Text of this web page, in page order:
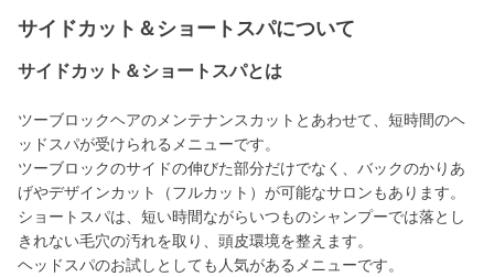
サイドカット＆ショートスパについて
サイドカット＆ショートスパとは
ツーブロックヘアのメンテナンスカットとあわせて、短時間のヘ
ッドスパが受けられるメニューです。
ツーブロックのサイドの伸びた部分だけでなく、バックのかりあ
げやデザインカット（フルカット）が可能なサロンもあります。
ショートスパは、短い時間ながらいつものシャンプーでは落とし
きれない毛穴の汚れを取り、頭皮環境を整えます。
ヘッドスパのお試しとしても人気があるメニューです。